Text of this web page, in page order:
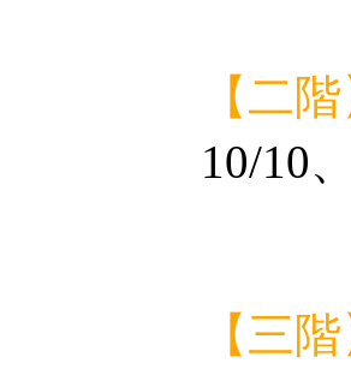
【二
10/10
【三